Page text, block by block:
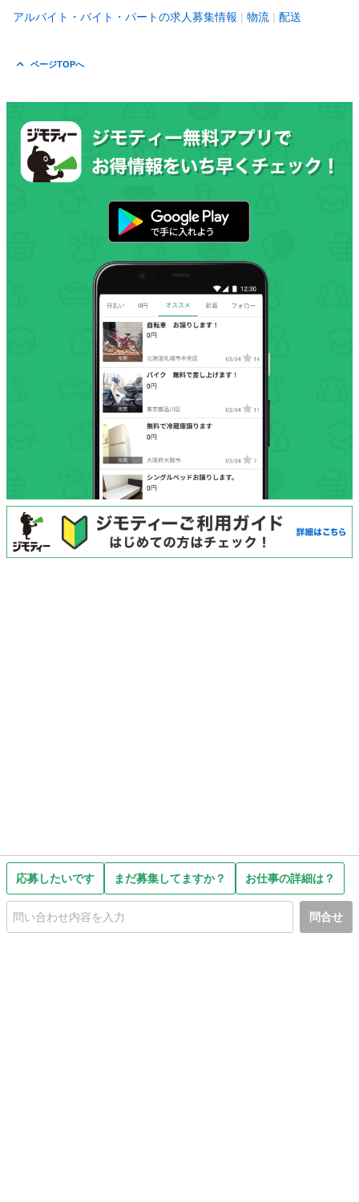
応募したいです まだ募集してますか？ お仕事の詳細は？
問合せ
アルバイト・バイト・パートの求人募集情報 物流 配送
ページTOPへ